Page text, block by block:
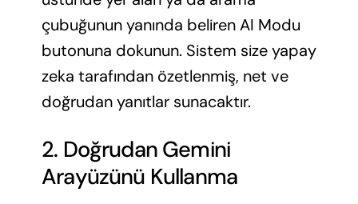
çubuğunun yanında beliren AI Modu
butonuna dokunun. Sistem size yapay
zeka tarafından özetlenmiş, net ve
doğrudan yanıtlar sunacaktır.
2. Doğrudan Gemini
Arayüzünü Kullanma